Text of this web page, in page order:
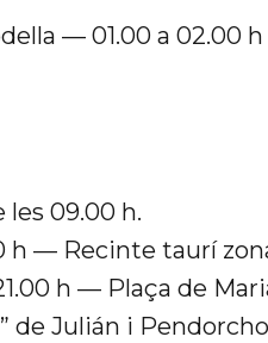
— 01.00 a 02.00
09.00 h.
h — Recinte taurí
h — Plaça de
de Julián i